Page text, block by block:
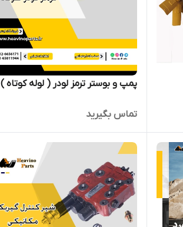
پمپ و بوستر ترمز لودر ( لوله کوتاه )
تماس بگیرید